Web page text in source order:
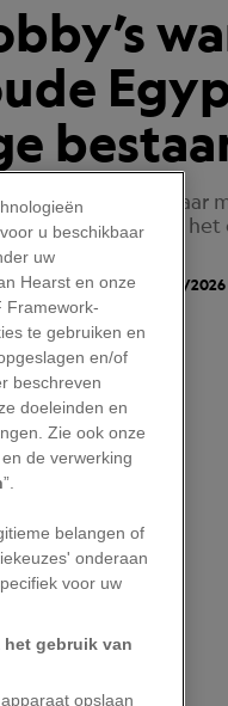
luisterden naar
dagelijks leven in
Gepubliceerd Op: 31/05/2026
u beschikbaar
uw
Hearst en onze
Framework-
te gebruiken en
en/of
beschreven
doeleinden en
Zie ook onze
de verwerking
”.
belangen of
onderaan
voor uw
het gebruik van
opslaan